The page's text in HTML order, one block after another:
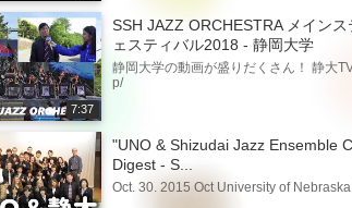
7:37
SSH JAZZ ORCHESTRA メイン
ェスティバル2018 - 静岡大学
静岡大学の動画が盛りだくさん！ 静大
p/
"UNO & Shizudai Jazz Ensemble
Digest - S...
Oct. 30. 2015 Oct University of